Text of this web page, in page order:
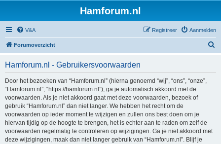
Hamforum.nl
V&A Aanmelden
Registreer
Forumoverzicht
Hamforum.nl - Gebruikersvoorwaarden
Door het bezoeken van “Hamforum.nl” (hierna genoemd “wij”, “ons”, “onze”,
“Hamforum.nl”, “https://hamforum.nl”), ga je automatisch akkoord met de
voorwaarden. Als je niet akkoord gaat met deze voorwaarden, bezoek of
gebruik “Hamforum.nl” dan niet langer. We hebben het recht om de
voorwaarden op ieder moment te wijzigen en zullen ons best doen om je
hiervan tijdig op de hoogte te brengen, het is echter aan te raden om zelf de
voorwaarden regelmatig te controleren op wijzigingen. Ga je niet akkoord met
deze wijzigingen, maak dan niet langer gebruik van “Hamforum.nl”. Blijf je